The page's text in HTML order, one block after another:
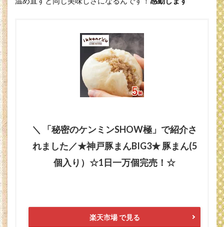
＼ 「秘密のケンミンSHOW極」で紹介さ
れました／★神戸豚まんBIG3★ 豚まん(5
個入り）☆1日一万個完売！☆
楽天市場 で見る